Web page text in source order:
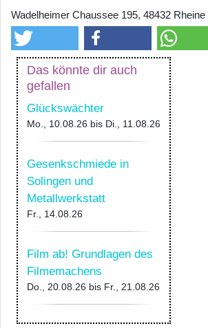
Wadelheimer Chaussee 195, 48432 Rheine
Das könnte dir auch
gefallen
Glückswächter
Mo., 10.08.26 bis Di., 11.08.26
Gesenkschmiede in
Solingen und
Metallwerkstatt
Fr., 14.08.26
Film ab! Grundlagen des
Filmemachens
Do., 20.08.26 bis Fr., 21.08.26